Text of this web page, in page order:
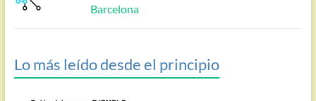
Barcelona
Lo más leído desde el principio